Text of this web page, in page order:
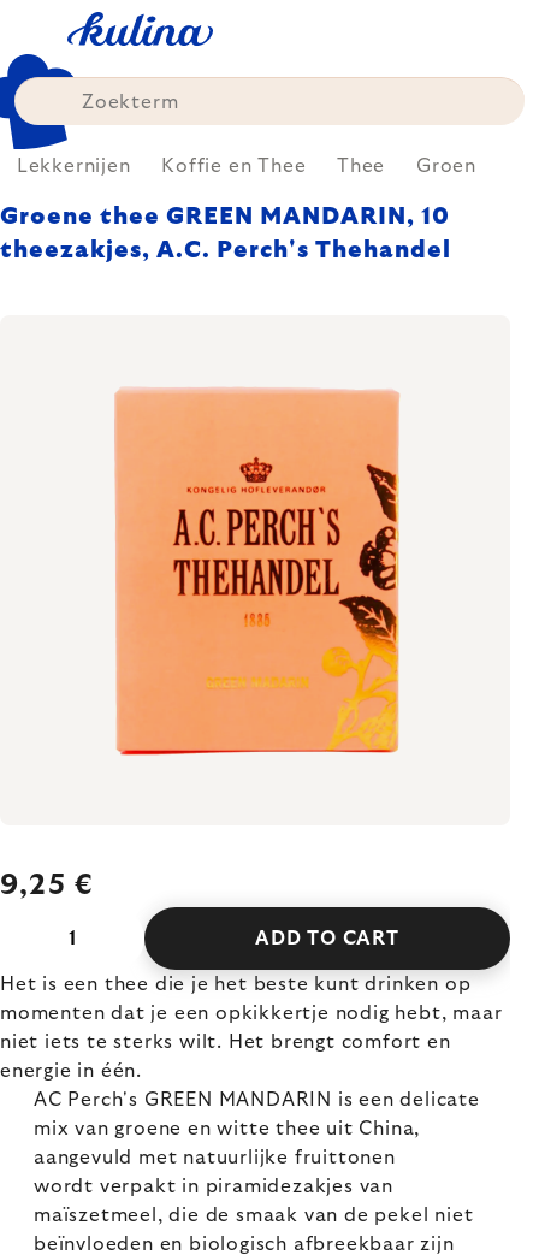
content
Lekkernijen Koffie en Thee Thee Groen
Groene thee GREEN MANDARIN, 10
theezakjes, A.C. Perch's Thehandel
9,25 €
ADD TO CART
Het is een thee die je het beste kunt drinken op
momenten dat je een opkikkertje nodig hebt, maar
niet iets te sterks wilt. Het brengt comfort en
energie in één.
AC Perch's GREEN MANDARIN is een delicate
mix van groene en witte thee uit China,
aangevuld met natuurlijke fruittonen
wordt verpakt in piramidezakjes van
maïszetmeel, die de smaak van de pekel niet
beïnvloeden en biologisch afbreekbaar zijn